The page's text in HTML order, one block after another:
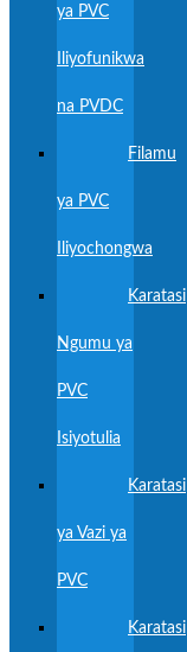
ya PVC
Iliyofunikwa
na PVDC
Filamu
ya PVC
Iliyochongwa
Karatasi
Ngumu ya
PVC
Isiyotulia
Karatasi
ya Vazi ya
PVC
Karatasi